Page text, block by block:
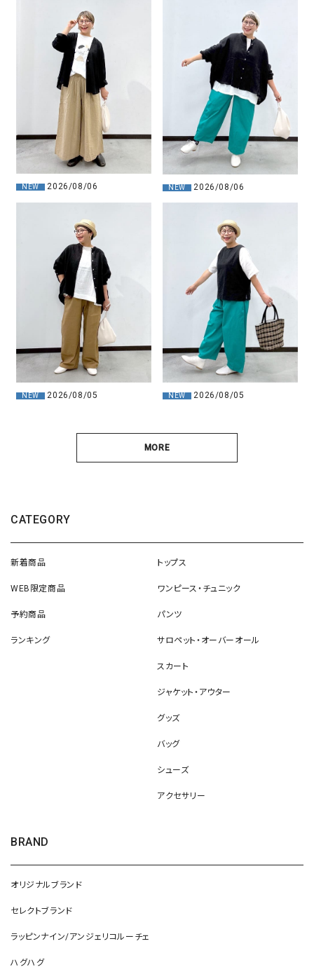
NEW 2026/08/06 NEW 2026/08/06
NEW 2026/08/05 NEW 2026/08/05
MORE
CATEGORY
新着商品
WEB限定商品
予約商品
ランキング
トップス
ワンピース・チュニック
パンツ
サロペット・オーバーオール
スカート
ジャケット・アウター
グッズ
バッグ
シューズ
アクセサリー
BRAND
オリジナルブランド
セレクトブランド
ラッピンナイン/アンジェリコルーチェ
ハグハグ